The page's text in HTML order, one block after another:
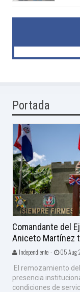
Portada
Comandante del
Aniceto Martínez
Independiente - 05 Aug
El remozamiento
presencia
condiciones de